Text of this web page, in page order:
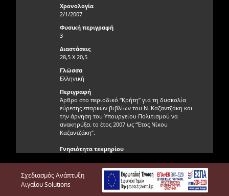
Χρονολογία
2/1/2007
Φυσική περιγραφή
3
Διαστάσεις
28,5 Χ 20,5
Γλώσσα
Ελληνική
Περιγραφή
Άρθρο στο περιοδικό “Κρήτη” για τη δυσκολία
εύρεσης επαρκών βιβλίων του Ν. Καζαντζάκη και
την άρνηση του Υπουργείου Πολιτισμού να
ανακηρύξει το έτος 2007 ως “Έτος Νίκου
Καζαντζάκη”.
Γνησιότητα τεκμηρίου
Φυσική κατάσταση τεκμηρίου
Πολύ καλή
Θέση τεκμηρίου / Άλμπουμ
Σχεδιασμός Ανάπτυξη
Αιγαίου Solutions